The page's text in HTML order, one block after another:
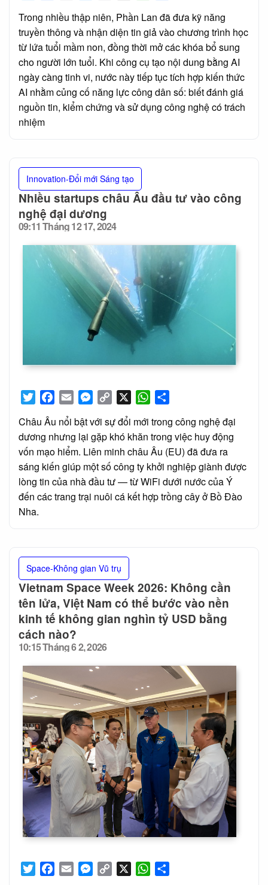
Trong nhiều thập niên, Phần Lan đã đưa kỹ năng
truyền thông và nhận diện tin giả vào chương trình học
từ lứa tuổi mầm non, đồng thời mở các khóa bổ sung
cho người lớn tuổi. Khi công cụ tạo nội dung bằng AI
ngày càng tinh vi, nước này tiếp tục tích hợp kiến thức
AI nhằm củng cố năng lực công dân số: biết đánh giá
nguồn tin, kiểm chứng và sử dụng công nghệ có trách
nhiệm
TwitterFacebook
Email Messenger
Copy
WhatsApp
Châu Âu nổi bật với sự đổi mới trong công nghệ đại
dương nhưng lại gặp khó khăn trong việc huy động
vốn mạo hiểm. Liên minh châu Âu (EU) đã đưa ra
sáng kiến giúp một số công ty khởi nghiệp giành được
lòng tin của nhà đầu tư — từ WiFi dưới nước của Ý
đến các trang trại nuôi cá kết hợp trồng cây ở Bồ Đào
Nha.
Innovation-Đổi mới Sáng tạo
Nhiều startups châu Âu đầu tư vào công
nghệ đại dương
Posted
on
09:11 Tháng 12 17, 2024
TwitterFacebook
Email Messenger
Copy
WhatsApp
Space-Không gian Vũ trụ
Vietnam Space Week 2026: Không cần
tên lửa, Việt Nam có thể bước vào nền
kinh tế không gian nghìn tỷ USD bằng
cách nào?
Posted
on
10:15 Tháng 6 2, 2026